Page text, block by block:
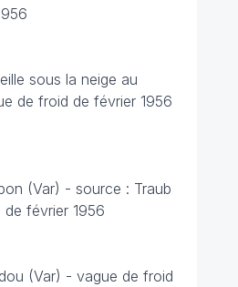
sous la neige au
de froid de février 1956
(Var) - source : Traub
février 1956
(Var) - vague de froid